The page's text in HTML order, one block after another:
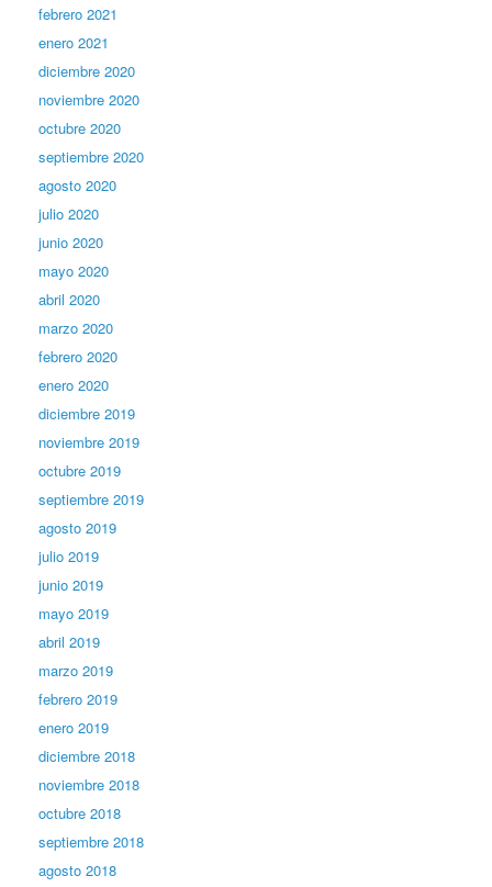
febrero 2021
enero 2021
diciembre 2020
noviembre 2020
octubre 2020
septiembre 2020
agosto 2020
julio 2020
junio 2020
mayo 2020
abril 2020
marzo 2020
febrero 2020
enero 2020
diciembre 2019
noviembre 2019
octubre 2019
septiembre 2019
agosto 2019
julio 2019
junio 2019
mayo 2019
abril 2019
marzo 2019
febrero 2019
enero 2019
diciembre 2018
noviembre 2018
octubre 2018
septiembre 2018
agosto 2018